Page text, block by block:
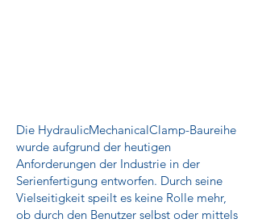
Die HydraulicMechanicalClamp-Baureihe
wurde aufgrund der heutigen
Anforderungen der Industrie in der
Serienfertigung entworfen. Durch seine
Vielseitigkeit speilt es keine Rolle mehr,
ob durch den Benutzer selbst oder mittels